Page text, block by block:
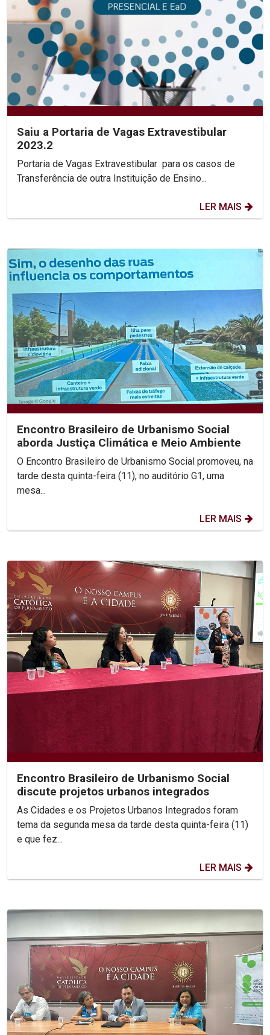
Saiu a Portaria de Vagas Extravestibular
2023.2
Portaria de Vagas Extravestibular para os casos de
Transferência de outra Instituição de Ensino...
LER MAIS
Encontro Brasileiro de Urbanismo Social
aborda Justiça Climática e Meio Ambiente
O Encontro Brasileiro de Urbanismo Social promoveu, na
tarde desta quinta-feira (11), no auditório G1, uma
mesa...
LER MAIS
Encontro Brasileiro de Urbanismo Social
discute projetos urbanos integrados
As Cidades e os Projetos Urbanos Integrados foram
tema da segunda mesa da tarde desta quinta-feira (11)
e que fez...
LER MAIS